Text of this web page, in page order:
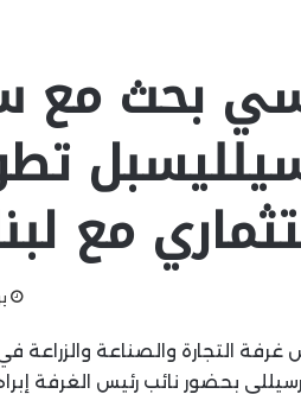
بحث مع
مع
غرفة التجارة والصناعة
بحضور نائب رئيس الغرفة